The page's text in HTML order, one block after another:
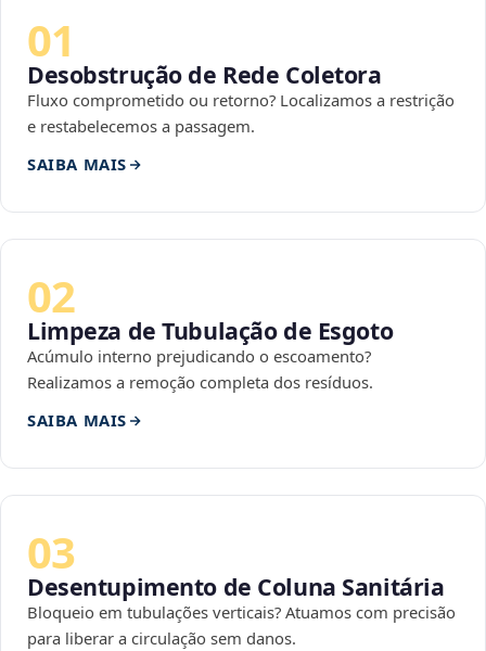
01
Desobstrução de Rede Coletora
Fluxo comprometido ou retorno? Localizamos a restrição
e restabelecemos a passagem.
SAIBA MAIS
02
Limpeza de Tubulação de Esgoto
Acúmulo interno prejudicando o escoamento?
Realizamos a remoção completa dos resíduos.
SAIBA MAIS
03
Desentupimento de Coluna Sanitária
Bloqueio em tubulações verticais? Atuamos com precisão
para liberar a circulação sem danos.